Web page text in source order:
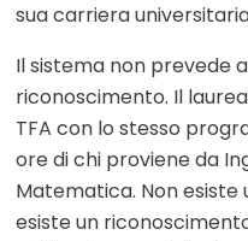
sua carriera
Il sistema non prevede
riconoscimento. Il
TFA con lo stesso
ore di chi proviene da
Matematica. Non
esiste un